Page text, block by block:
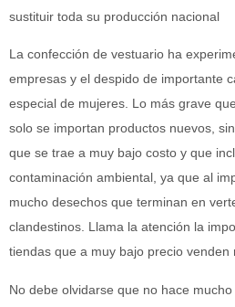
sustituir toda su producción nacional
La confección de vestuario ha
empresas y el despido de importante
especial de mujeres. Lo más grave
solo se importan productos nuevos,
que se trae a muy bajo costo y que
contaminación ambiental, ya que al
mucho desechos que terminan en
clandestinos. Llama la atención la
tiendas que a muy bajo precio venden
No debe olvidarse que no hace